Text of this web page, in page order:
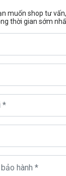
muốn shop tư
thời gian sớm
hút bụi
bụi ra bên
hệ Trung